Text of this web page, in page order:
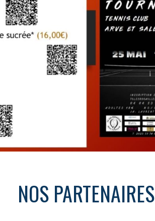
NOS PARTENAIRES